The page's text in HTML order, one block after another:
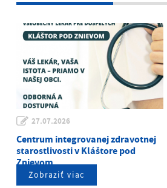
27.07.2026
Centrum integrovanej zdravotnej
starostlivosti v Kláštore pod
Znievom
Zobraziť viac